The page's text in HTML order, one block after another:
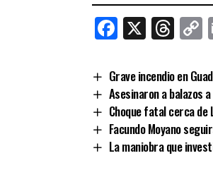
X
Grave incendio en
Asesinaron a balazos
Choque fatal cerca
Facundo Moyano
La maniobra que